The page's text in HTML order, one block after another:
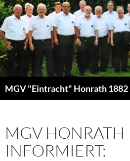
Zum
Inhalt
springen
MGV HONRATH
INFORMIERT: